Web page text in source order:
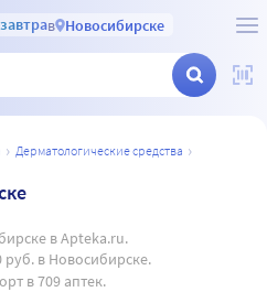
в Новосибирске
дерматологические средства
в Apteka.ru.
руб. в Новосибирске.
в 709 аптек.